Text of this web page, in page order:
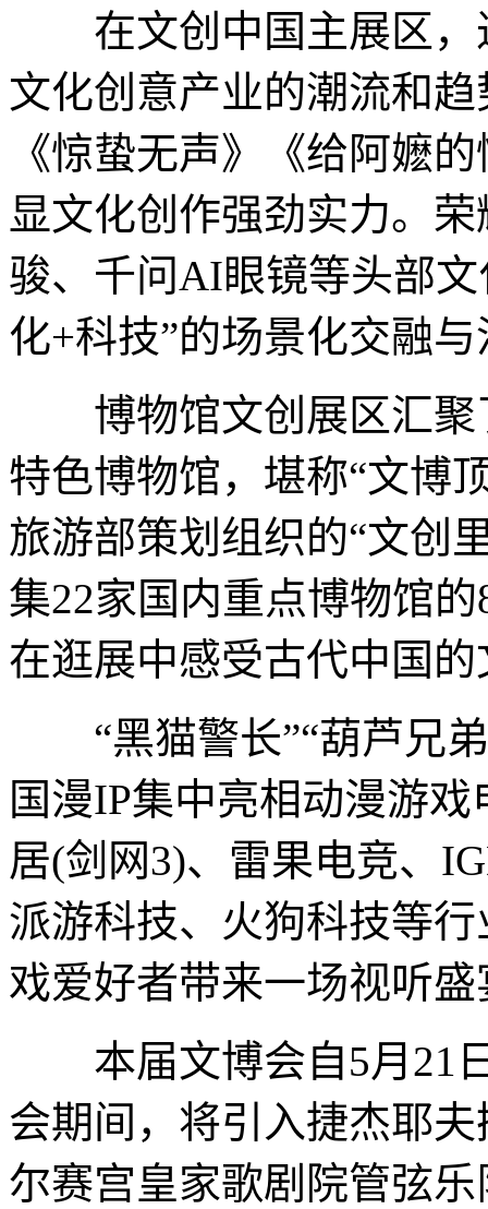
在文创中国主展区，
文化创意产业的潮流和
《惊蛰无声》《给阿嬷
显文化创作强劲实力。
骏、千问AI眼镜等头部
化+科技”的场景化交融
博物馆文创展区汇聚
特色博物馆，堪称“文博
旅游部策划组织的“文创
集22家国内重点博物馆
在逛展中感受古代中国
“黑猫警长”“葫芦兄弟
国漫IP集中亮相动漫游
居(剑网3)、雷果电竞、
派游科技、火狗科技等
戏爱好者带来一场视听盛
本届文博会自5月21日
会期间，将引入捷杰耶
尔赛宫皇家歌剧院管弦